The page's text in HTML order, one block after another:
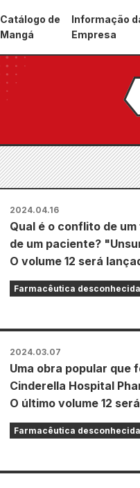
Catálogo de
Mangá
Informação
Empresa
2024.04.16
Qual é o conflito de
de um paciente?
O volume 12 será
Farmacêutica
2024.03.07
Uma obra popular que
Cinderella Hospital
O último volume 12
Farmacêutica